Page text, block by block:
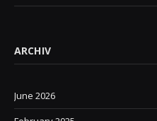
ARCHIV
June 2026